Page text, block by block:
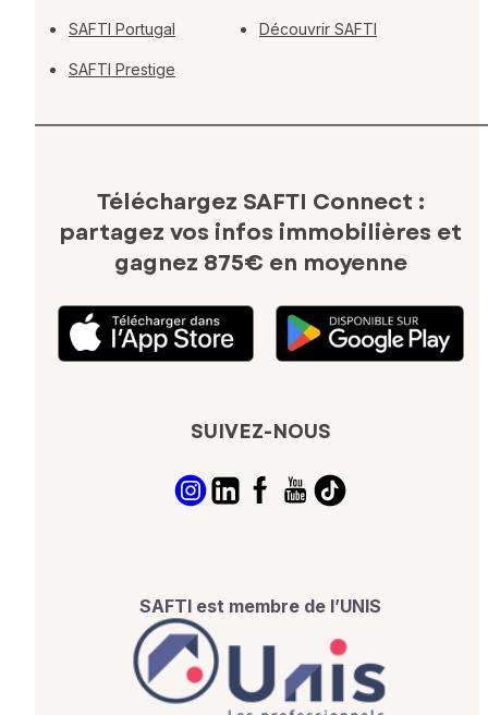
SAFTI Portugal
SAFTI Prestige
Découvrir SAFTI
Téléchargez SAFTI Connect :
partagez vos infos immobilières et
gagnez 875€ en moyenne
SUIVEZ-NOUS
SAFTI est membre de l’UNIS